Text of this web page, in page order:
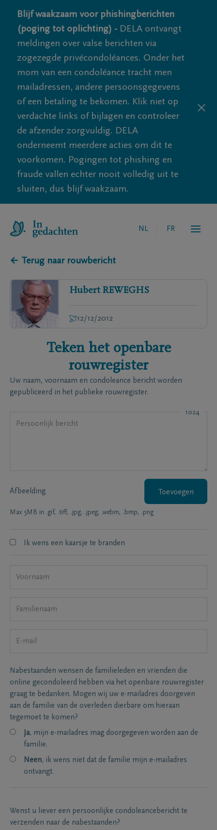
Blijf waakzaam voor phishingberichten
(poging tot oplichting) - DELA ontvangt
meldingen over valse berichten via
zogezegde privécondoléances. Onder het
mom van een condoléance tracht men
mailadressen, andere persoonsgegevens
of een betaling te bekomen. Klik niet op
verdachte links of bijlagen en controleer
de afzender zorgvuldig. DELA
onderneemt meerdere acties om dit te
voorkomen. Pogingen tot phishing en
fraude vallen echter nooit volledig uit te
sluiten, dus blijf waakzaam.
NL FR
← Terug naar rouwbericht
Hubert REWEGHS
12/12/2012
Teken het openbare
rouwregister
Uw naam, voornaam en condoleance bericht worden
gepubliceerd in het publieke rouwregister.
1024
Afbeelding Toevoegen
Max 5MB in .gif, .tiff, .jpg, .jpeg, .webm, .bmp, .png
Ik wens een kaarsje te branden
Nabestaanden wensen de familieleden en vrienden die
online gecondoleerd hebben via het openbare rouwregister
graag te bedanken. Mogen wij uw e-mailadres doorgeven
aan de familie van de overleden dierbare om hieraan
tegemoet te komen?
Ja, mijn e-mailadres mag doorgegeven worden aan de
familie.
Neen, ik wens niet dat de familie mijn e-mailadres
ontvangt.
Wenst u liever een persoonlijke condoleancebericht te
verzenden naar de nabestaanden?